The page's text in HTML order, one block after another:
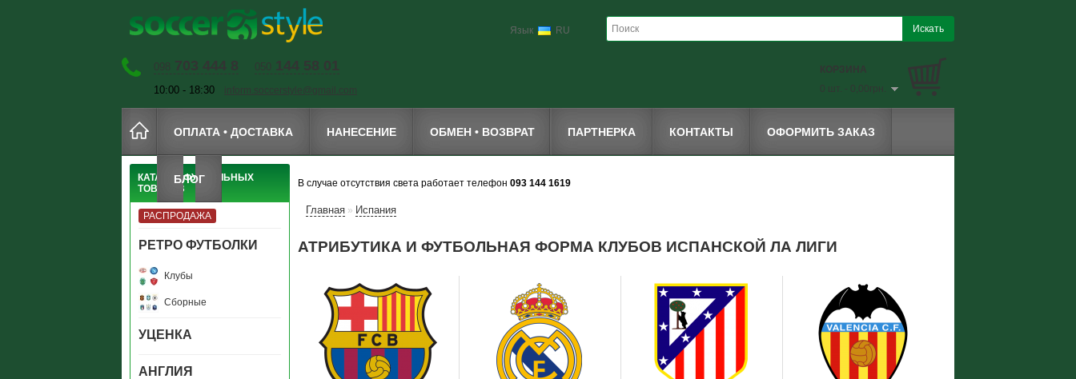
Язык RU
КОРЗИНА
0 шт. - 0,00грн.
098 703 444 8 050 144 58 01
10:00 - 18:30 inform.soccerstyle@gmail.com
ОПЛАТА • ДОСТАВКА НАНЕСЕНИЕ ОБМЕН • ВОЗВРАТ ПАРТНЕРКА КОНТАКТЫ ОФОРМИТЬ ЗАКАЗ
БЛОГ
КАТАЛОГ ФУТБОЛЬНЫХ
ТОВАРОВ
РАСПРОДАЖА
РЕТРО ФУТБОЛКИ
Клубы
Сборные
УЦЕНКА
АНГЛИЯ
В случае отсутствия света работает телефон 093 144 1619
Главная » Испания
АТРИБУТИКА И ФУТБОЛЬНАЯ ФОРМА КЛУБОВ ИСПАНСКОЙ ЛА ЛИГИ